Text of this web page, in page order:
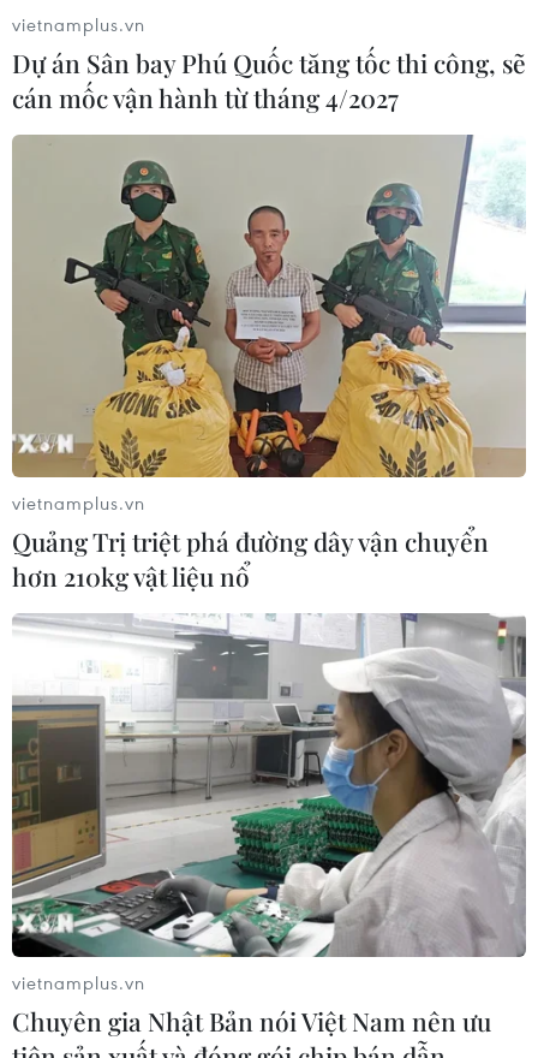
vietnamplus.vn
Dự án Sân bay Phú Quốc tăng tốc thi công, sẽ
cán mốc vận hành từ tháng 4/2027
vietnamplus.vn
Quảng Trị triệt phá đường dây vận chuyển
hơn 210kg vật liệu nổ
vietnamplus.vn
Chuyên gia Nhật Bản nói Việt Nam nên ưu